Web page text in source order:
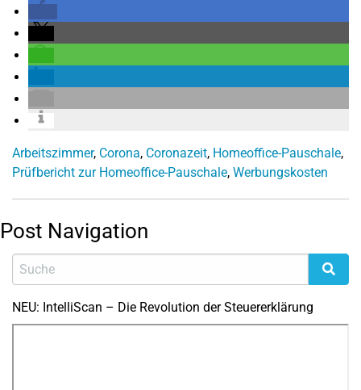
Arbeitszimmer, Corona, Coronazeit, Homeoffice-Pauschale,
Prüfbericht zur Homeoffice-Pauschale, Werbungskosten
Post Navigation
NEU: IntelliScan – Die Revolution der Steuererklärung